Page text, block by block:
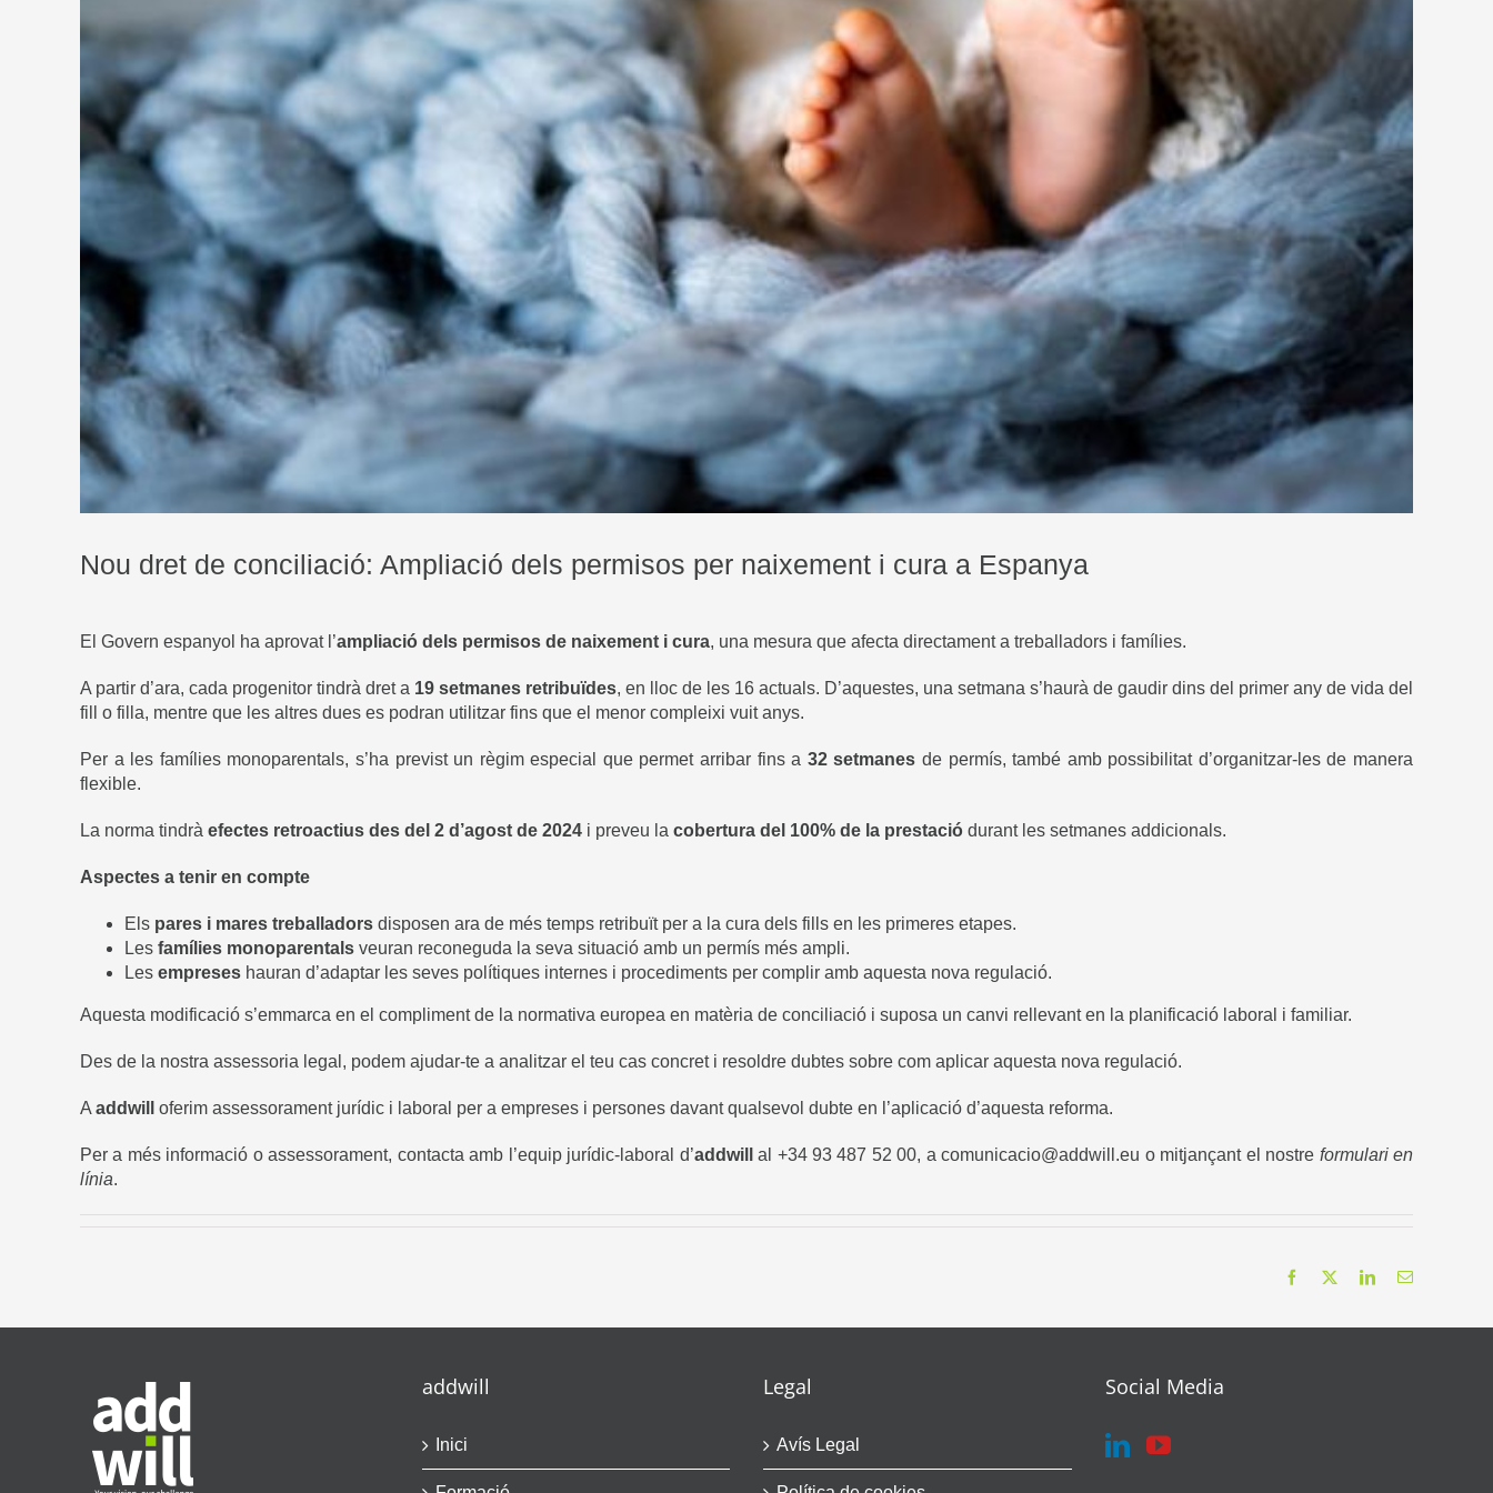
Nou dret de conciliació: Ampliació dels permisos per naixement i cura a Espanya
El Govern espanyol ha aprovat l’ampliació dels permisos de naixement i cura, una mesura que afecta directament a treballadors i famílies.
A partir d’ara, cada progenitor tindrà dret a 19 setmanes retribuïdes, en lloc de les 16 actuals. D’aquestes, una setmana s’haurà de gaudir dins del primer any de vida del
fill o filla, mentre que les altres dues es podran utilitzar fins que el menor compleixi vuit anys.
Per a les famílies monoparentals, s’ha previst un règim especial que permet arribar fins a 32 setmanes de permís, també amb possibilitat d’organitzar-les de manera
flexible.
La norma tindrà efectes retroactius des del 2 d’agost de 2024 i preveu la cobertura del 100% de la prestació durant les setmanes addicionals.
Aspectes a tenir en compte
Els pares i mares treballadors disposen ara de més temps retribuït per a la cura dels fills en les primeres etapes.
Les famílies monoparentals veuran reconeguda la seva situació amb un permís més ampli.
Les empreses hauran d’adaptar les seves polítiques internes i procediments per complir amb aquesta nova regulació.
Aquesta modificació s’emmarca en el compliment de la normativa europea en matèria de conciliació i suposa un canvi rellevant en la planificació laboral i familiar.
Des de la nostra assessoria legal, podem ajudar-te a analitzar el teu cas concret i resoldre dubtes sobre com aplicar aquesta nova regulació.
A addwill oferim assessorament jurídic i laboral per a empreses i persones davant qualsevol dubte en l’aplicació d’aquesta reforma.
Per a més informació o assessorament, contacta amb l’equip jurídic-laboral d’addwill al +34 93 487 52 00, acomunicacio@addwill.eu o mitjançant el nostre formulari en
línia.
Facebook LinkedInEmail
addwill
Inici
Legal
Avís Legal
Social Media